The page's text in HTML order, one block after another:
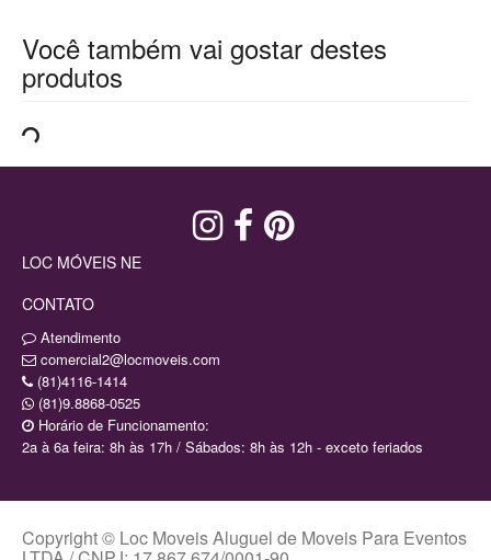
Você também vai gostar destes
produtos
LOC MÓVEIS NE
CONTATO
Atendimento
comercial2@locmoveis.com
(81)4116-1414
(81)9.8868-0525
Horário de Funcionamento:
2a à 6a feira: 8h às 17h / Sábados: 8h às 12h - exceto feriados
Copyright © Loc Moveis Aluguel de Moveis Para Eventos